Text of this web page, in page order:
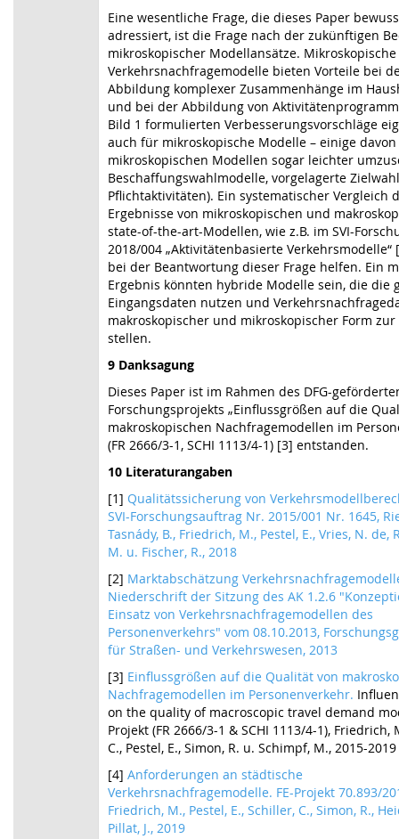
Eine wesentliche Frage, die dieses Paper
adressiert, ist die Frage nach der zukünftigen
mikroskopischer Modellansätze. Mikroskopische
Verkehrsnachfragemodelle bieten Vorteile bei
Abbildung komplexer Zusammenhänge im
und bei der Abbildung von
Bild 1 formulierten Verbesserungsvorschläge
auch für mikroskopische Modelle – einige
mikroskopischen Modellen sogar leichter
Beschaffungswahlmodelle, vorgelagerte
Pflichtaktivitäten). Ein systematischer Vergleich
Ergebnisse von mikroskopischen und
state-of-the-art-Modellen, wie z.B. im SVI-
2018/004 „Aktivitätenbasierte Verkehrsmodelle“
bei der Beantwortung dieser Frage helfen. Ein
Ergebnis könnten hybride Modelle sein, die die
Eingangsdaten nutzen und
makroskopischer und mikroskopischer Form
stellen.
9 Danksagung
Dieses Paper ist im Rahmen des DFG-
Forschungsprojekts „Einflussgrößen auf die
makroskopischen Nachfragemodellen im
(FR 2666/3-1, SCHI 1113/4-1) [3] entstanden.
10 Literaturangaben
[1] Qualitätssicherung von
SVI-Forschungsauftrag Nr. 2015/001 Nr. 1645,
Tasnády, B., Friedrich, M., Pestel, E., Vries, N. de,
M. u. Fischer, R., 2018
[2] Marktabschätzung
Niederschrift der Sitzung des AK 1.2.6
Einsatz von Verkehrsnachfragemodellen des
Personenverkehrs" vom 08.10.2013,
für Straßen- und Verkehrswesen, 2013
[3] Einflussgrößen auf die Qualität von
Nachfragemodellen im Personenverkehr.
on the quality of macroscopic travel demand
Projekt (FR 2666/3-1 & SCHI 1113/4-1), Friedrich,
C., Pestel, E., Simon, R. u. Schimpf, M., 2015-2019
[4] Anforderungen an städtische
Verkehrsnachfragemodelle. FE-Projekt 70.893/
Friedrich, M., Pestel, E., Schiller, C., Simon, R.,
Pillat, J., 2019